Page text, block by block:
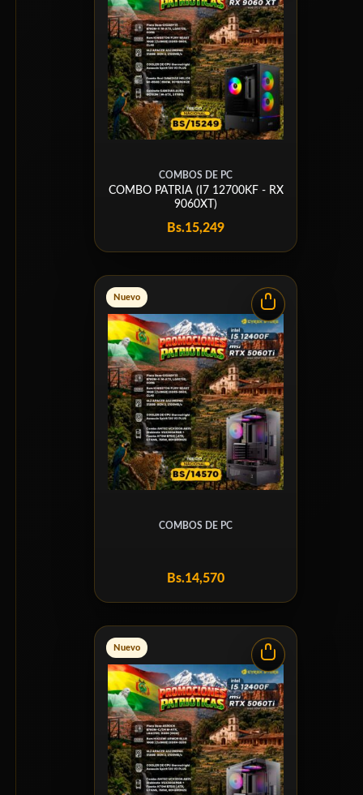
COMBOS DE PC
COMBO PATRIA (I7 12700KF - RX
9060XT)
Bs.15,249
Nuevo
COMBOS DE PC
Bs.14,570
Nuevo